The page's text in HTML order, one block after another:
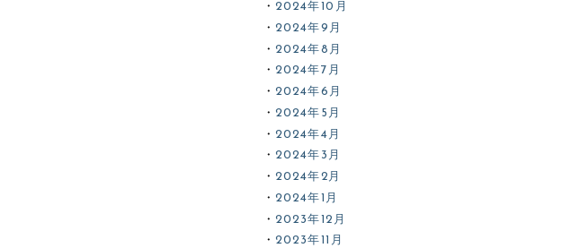
2024年10月
2024年9月
2024年8月
2024年7月
2024年6月
2024年5月
2024年4月
2024年3月
2024年2月
2024年1月
2023年12月
2023年11月